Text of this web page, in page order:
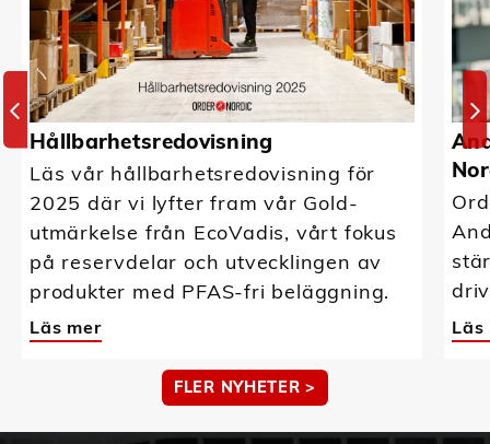
Hållbarhetsredovisning
Läs vår hållbarhetsredovisning för
2025 där vi lyfter fram vår Gold-
utmärkelse från EcoVadis, vårt fokus
på reservdelar och utvecklingen av
produkter med PFAS-fri beläggning.
Läs mer Läs
FLER NYHETER >